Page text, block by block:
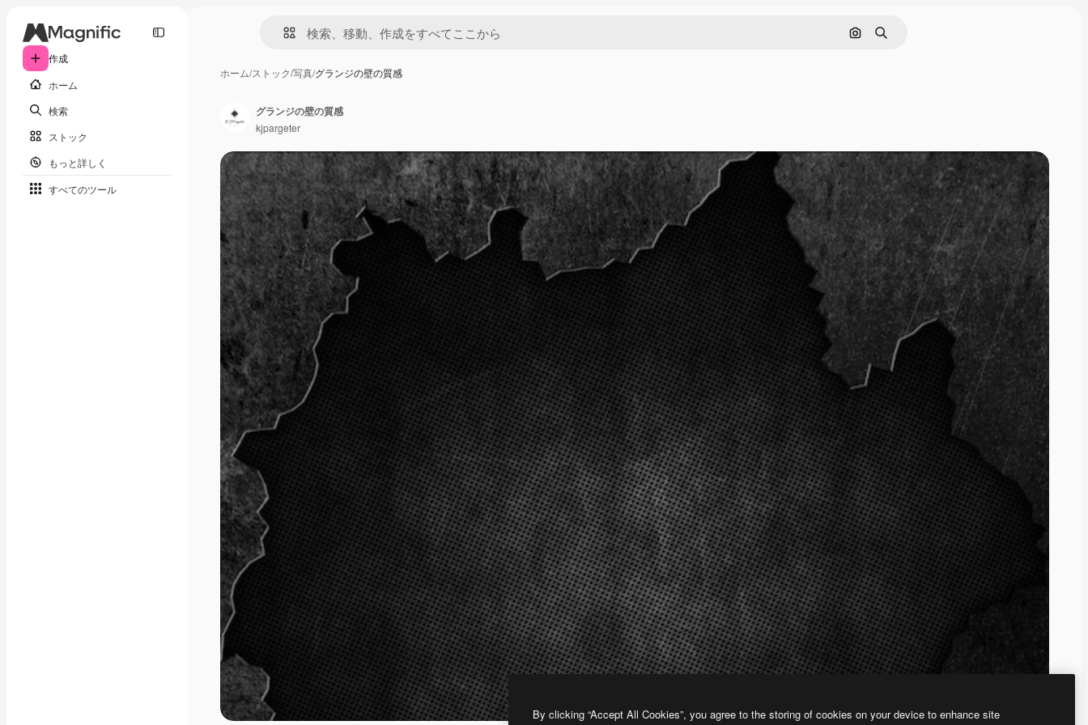
作成
ホーム
検索
ストック
もっと詳しく
すべてのツール
画像で検索
検索
ホーム/ストック/写真/グランジの壁の質感
グランジの壁の質感
kjpargeter
By clicking “Accept All Cookies”, you agree to the storing of cookies on your device to enhance site